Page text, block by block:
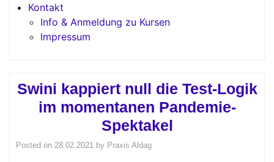
Kontakt
Info & Anmeldung zu Kursen
Impressum
Swini kappiert null die Test-Logik
im momentanen Pandemie-
Spektakel
Posted on 28.02.2021 by Praxis Aldag